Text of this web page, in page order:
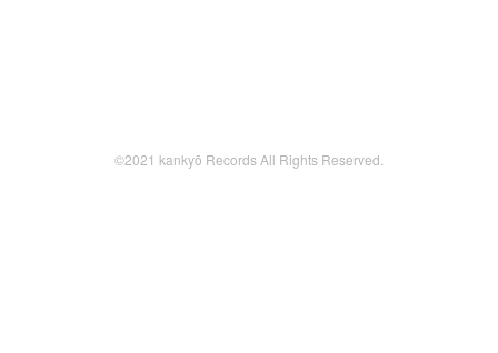
©2021 kankyō Records All Rights Reserved.